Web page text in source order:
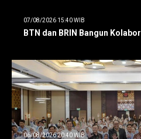
07/08/2026 15:40 WIB
BTN dan BRIN Bangun
06/08/2026 20:40 WIB